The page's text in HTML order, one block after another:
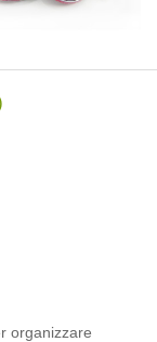
organizzare